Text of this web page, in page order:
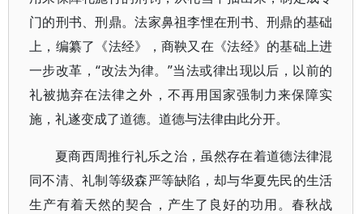
门的刑书、刑鼎。法家鼻祖李悝在刑书、刑鼎的基础
上，编纂了《法经》，商鞅又在《法经》的基础上进
一步改革，“改法为律。”当法或律出现以后，以前的
礼被抛弃在法律之外，不再用国家强制力来保障实
施，礼遂变成了道德。道德与法律由此分开。
夏商西周推行礼乐之治，虽然存在着道德法律混
同不清、礼制等级森严等缺陷，却与华夏先民的生活
生产有着天然的契合，产生了良好的功用。春秋战